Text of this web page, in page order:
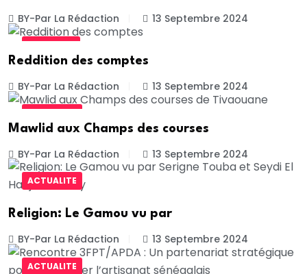
BY-Par La Rédaction 13 Septembre 2024
POLITIQUE
Reddition des comptes
BY-Par La Rédaction 13 Septembre 2024
ACTUALITE
Mawlid aux Champs des courses
BY-Par La Rédaction 13 Septembre 2024
ACTUALITE
Religion: Le Gamou vu par
BY-Par La Rédaction 13 Septembre 2024
ACTUALITE